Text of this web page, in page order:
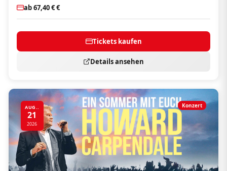
ab 67,40 € €
Tickets kaufen
Details ansehen
AUG..
21
2026
Konzert